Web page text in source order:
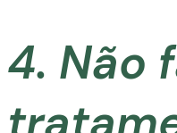
4. Não